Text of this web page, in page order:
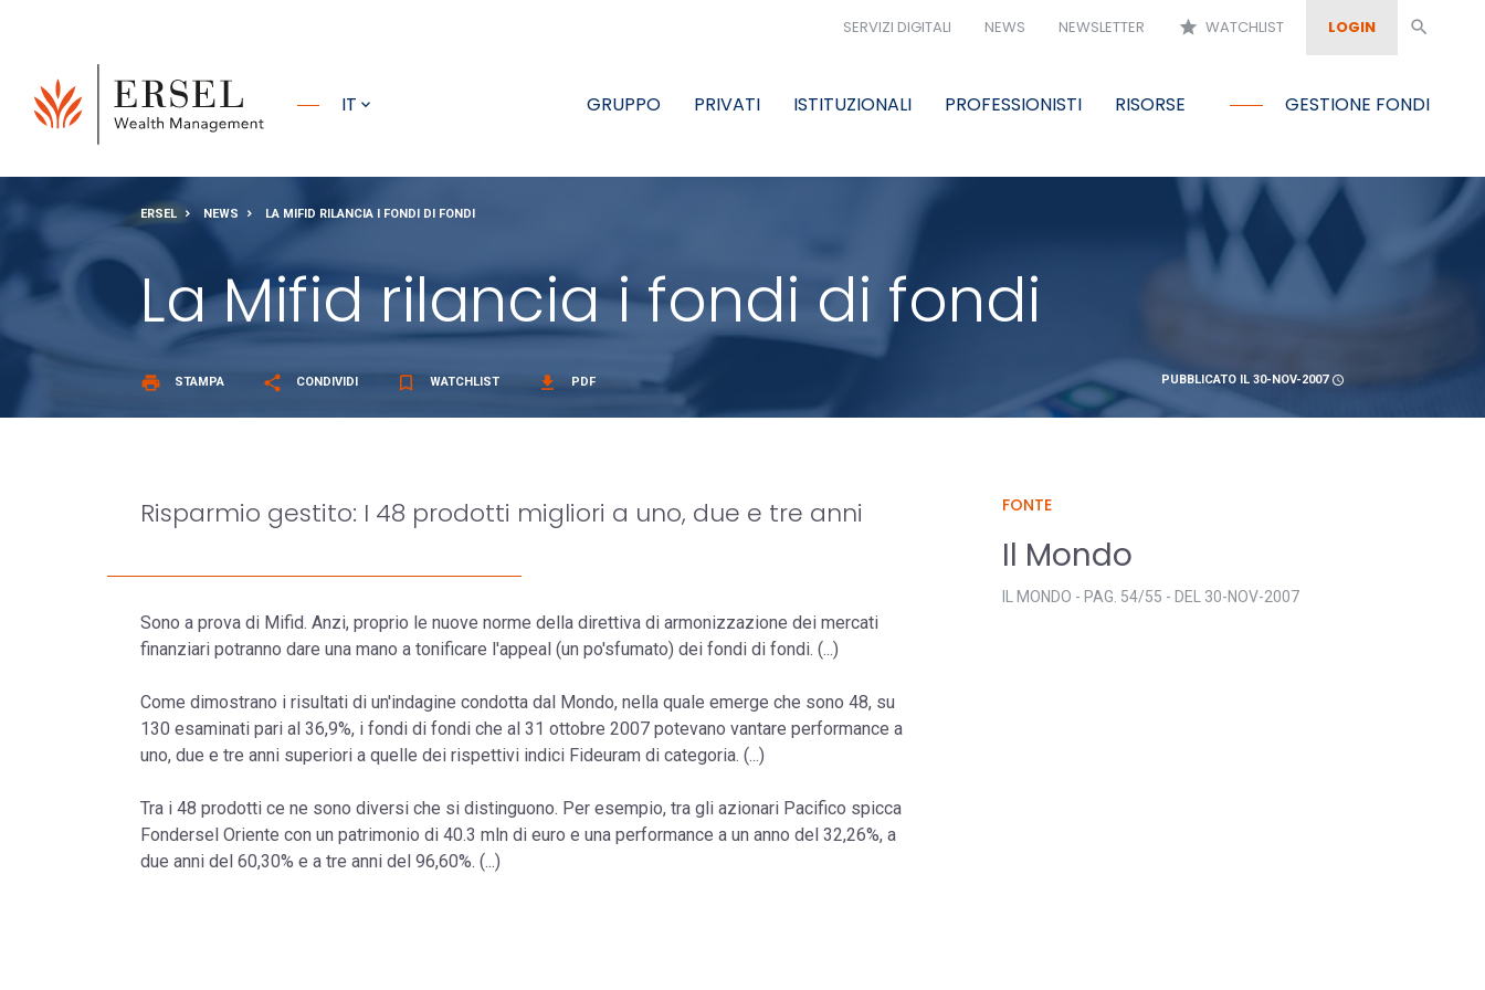
PAGINA
SERVIZI DIGITALI NEWS NEWSLETTER star WATCHLIST LOGIN search
IT GRUPPO PRIVATI ISTITUZIONALI PROFESSIONISTI RISORSE GESTIONE FONDI
ERSEL NEWS LA MIFID RILANCIA I FONDI DI FONDI
La Mifid rilancia i fondi di fondi
print STAMPA share CONDIVIDI bookmark_border WATCHLIST get_app PDF PUBBLICATO IL 30-NOV-2007 schedule
Risparmio gestito: I 48 prodotti migliori a uno, due e tre anni
Sono a prova di Mifid. Anzi, proprio le nuove norme della direttiva di armonizzazione dei mercati
finanziari potranno dare una mano a tonificare l'appeal (un po'sfumato) dei fondi di fondi. (...)
Come dimostrano i risultati di un'indagine condotta dal Mondo, nella quale emerge che sono 48, su
130 esaminati pari al 36,9%, i fondi di fondi che al 31 ottobre 2007 potevano vantare performance a
uno, due e tre anni superiori a quelle dei rispettivi indici Fideuram di categoria. (...)
Tra i 48 prodotti ce ne sono diversi che si distinguono. Per esempio, tra gli azionari Pacifico spicca
Fondersel Oriente con un patrimonio di 40.3 mln di euro e una performance a un anno del 32,26%, a
due anni del 60,30% e a tre anni del 96,60%. (...)
FONTE
Il Mondo
IL MONDO - PAG. 54/55 - DEL 30-NOV-2007